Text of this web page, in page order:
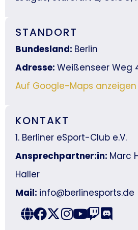
STANDORT
Bundesland: Berlin
Adresse: Weißenseer Weg
Auf Google-Maps anzeigen
KONTAKT
1. Berliner eSport-Club e.V.
Ansprechpartner:in: Marc
Haller
Mail: info@berlinesports.de